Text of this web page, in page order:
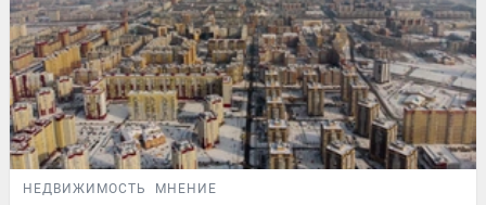
НЕДВИЖИМОСТЬ МНЕНИЕ